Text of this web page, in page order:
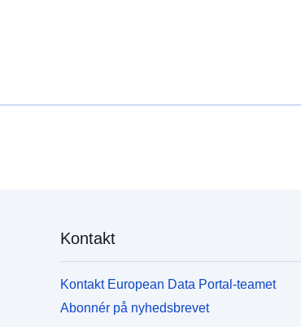
Kontakt
Kontakt European Data Portal-teamet
Abonnér på nyhedsbrevet